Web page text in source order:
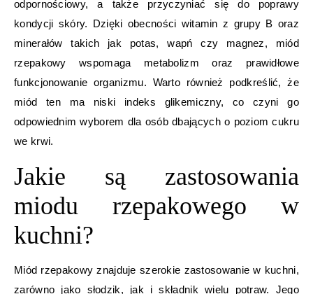
odpornościowy, a także przyczyniać się do poprawy
kondycji skóry. Dzięki obecności witamin z grupy B oraz
minerałów takich jak potas, wapń czy magnez, miód
rzepakowy wspomaga metabolizm oraz prawidłowe
funkcjonowanie organizmu. Warto również podkreślić, że
miód ten ma niski indeks glikemiczny, co czyni go
odpowiednim wyborem dla osób dbających o poziom cukru
we krwi.
Jakie są zastosowania
miodu rzepakowego w
kuchni?
Miód rzepakowy znajduje szerokie zastosowanie w kuchni,
zarówno jako słodzik, jak i składnik wielu potraw. Jego